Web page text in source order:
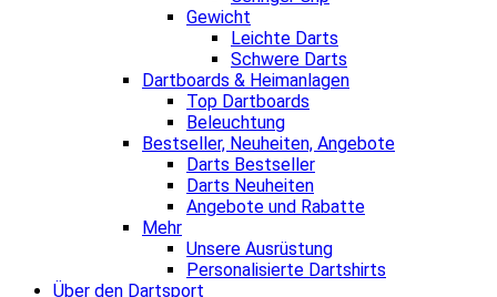
Gewicht
Leichte Darts
Schwere Darts
Dartboards & Heimanlagen
Top Dartboards
Beleuchtung
Bestseller, Neuheiten, Angebote
Darts Bestseller
Darts Neuheiten
Angebote und Rabatte
Mehr
Unsere Ausrüstung
Personalisierte Dartshirts
Über den Dartsport